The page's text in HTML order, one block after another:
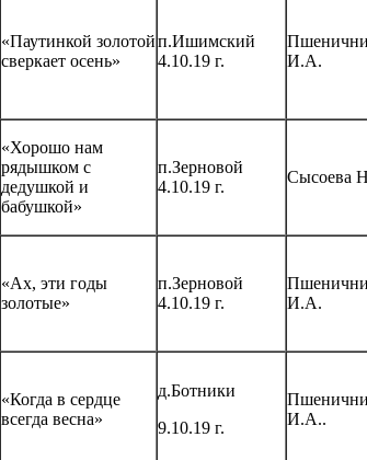
«Паутинкой золотой
сверкает осень»
п.Ишимский
4.10.19 г.
И.А.
«Хорошо нам
рядышком с
дедушкой и
бабушкой»
п.Зерновой
4.10.19 г.
Сысоева
«Ах, эти годы
золотые»
п.Зерновой
4.10.19 г.
И.А.
«Когда в сердце
всегда весна»
д.Ботники
9.10.19 г.
И.А..